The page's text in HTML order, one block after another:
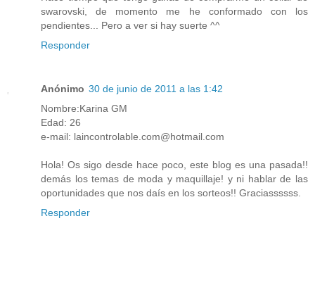
swarovski, de momento me he conformado con los
pendientes... Pero a ver si hay suerte ^^
Responder
Anónimo 30 de junio de 2011 a las 1:42
Nombre:Karina GM
Edad: 26
e-mail: laincontrolable.com@hotmail.com
Hola! Os sigo desde hace poco, este blog es una pasada!!
demás los temas de moda y maquillaje! y ni hablar de las
oportunidades que nos daís en los sorteos!! Graciassssss.
Responder